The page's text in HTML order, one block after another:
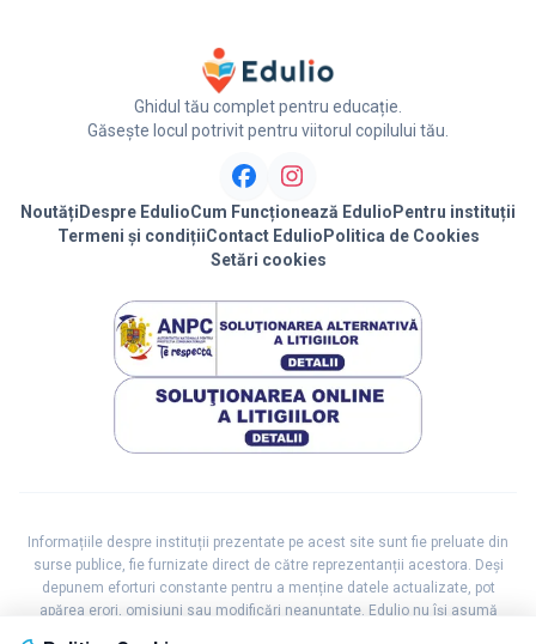
Ghidul tău complet pentru educație.
Găsește locul potrivit pentru viitorul copilului tău.
Noutăți Despre EdulioCum Funcționează Edulio Pentru instituții
Termeni și condițiiContact Edulio Politica de Cookies
Setări cookies
Informațiile despre instituții prezentate pe acest site sunt fie preluate din
surse publice, fie furnizate direct de către reprezentanții acestora. Deși
depunem eforturi constante pentru a menține datele actualizate, pot
apărea erori, omisiuni sau modificări neanunțate. Edulio nu își asumă